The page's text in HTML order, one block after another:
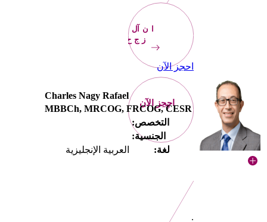
احجز
الآن
احجز الآن
احجز الآن
Charles Nagy Rafael
MBBCh, MRCOG, FRCOG, CESR
التخصص:
الجنسية:
لغة:
العربية الإنجليزية
.